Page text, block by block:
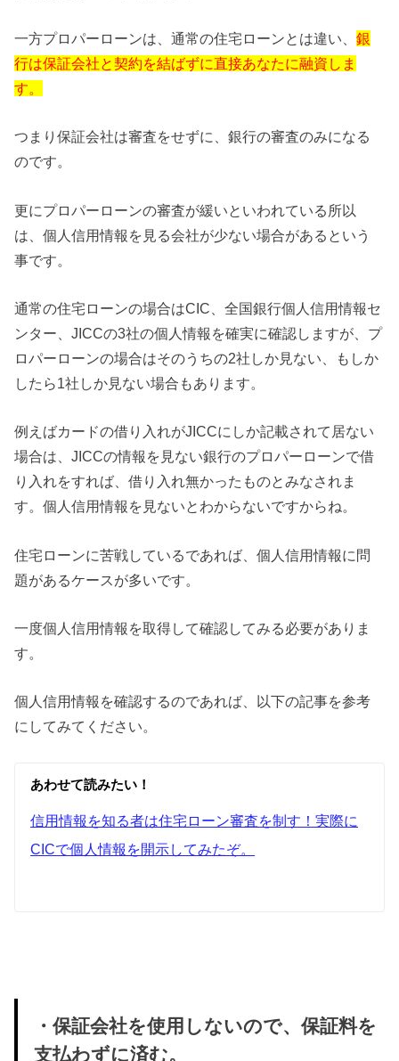
一方プロパーローンは、通常の住宅ローンとは違い、銀
行は保証会社と契約を結ばずに直接あなたに融資しま
す。
つまり保証会社は審査をせずに、銀行の審査のみになる
のです。
更にプロパーローンの審査が緩いといわれている所以
は、個人信用情報を見る会社が少ない場合があるという
事です。
通常の住宅ローンの場合はCIC、全国銀行個人信用情報セ
ンター、JICCの3社の個人情報を確実に確認しますが、プ
ロパーローンの場合はそのうちの2社しか見ない、もしか
したら1社しか見ない場合もあります。
例えばカードの借り入れがJICCにしか記載されて居ない
場合は、JICCの情報を見ない銀行のプロパーローンで借
り入れをすれば、借り入れ無かったものとみなされま
す。個人信用情報を見ないとわからないですからね。
住宅ローンに苦戦しているであれば、個人信用情報に問
題があるケースが多いです。
一度個人信用情報を取得して確認してみる必要がありま
す。
個人信用情報を確認するのであれば、以下の記事を参考
にしてみてください。
あわせて読みたい！
信用情報を知る者は住宅ローン審査を制す！実際に
CICで個人情報を開示してみたぞ。
・保証会社を使用しないので、保証料を
支払わずに済む。